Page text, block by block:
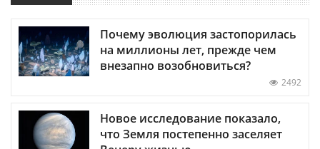
Почему эволюция застопорилась
на миллионы лет, прежде чем
внезапно возобновиться?
2492
Новое исследование показало,
что Земля постепенно заселяет